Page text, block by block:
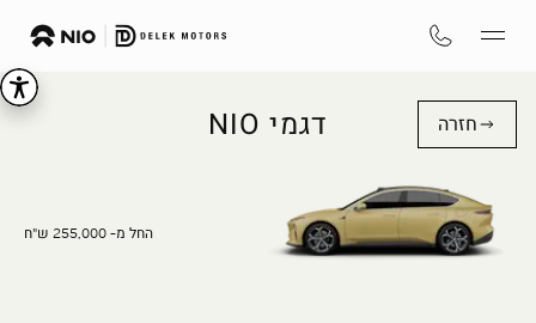
חזרה דגמי NIO
החל מ- 255,000 ש"ח